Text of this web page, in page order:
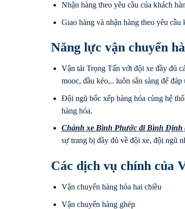
Nhận hàng theo yêu cầu của khách
Giao hàng và nhận hàng theo yêu cầu
Năng lực vận chuyển
Vận tải Trọng Tấn với đội xe đầy đủ
mooc, đầu kéo,.. luôn sẵn sàng để
Đội ngũ bốc xếp hàng hóa cùng hệ
hàng hóa.
Chành xe Bình PhướcđiBình Định
sự trang bị đầy đủ về đội xe, đội ngũ
Các dịch vụ chính của
Vận chuyển hàng hóa hai chiều
Vận chuyển hàng ghép